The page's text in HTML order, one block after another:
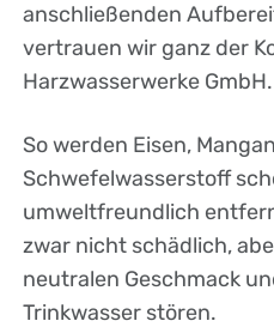
anschließenden
vertrauen wir ganz der
Harzwasserwerke GmbH.
So werden Eisen,
Schwefelwasserstoff
umweltfreundlich
zwar nicht schädlich,
neutralen Geschmack
Trinkwasser stören.